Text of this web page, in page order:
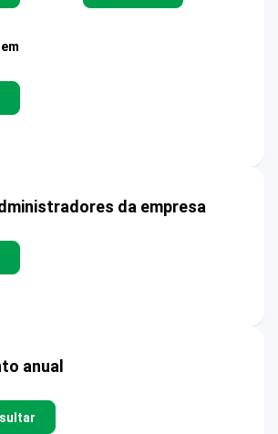
da empresa
anual